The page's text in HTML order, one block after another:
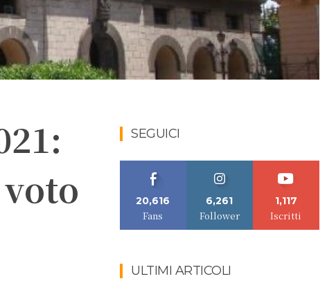
SEGUICI
20,616
Fans
6,261
Follower
1,117
Iscritti
ULTIMI ARTICOLI